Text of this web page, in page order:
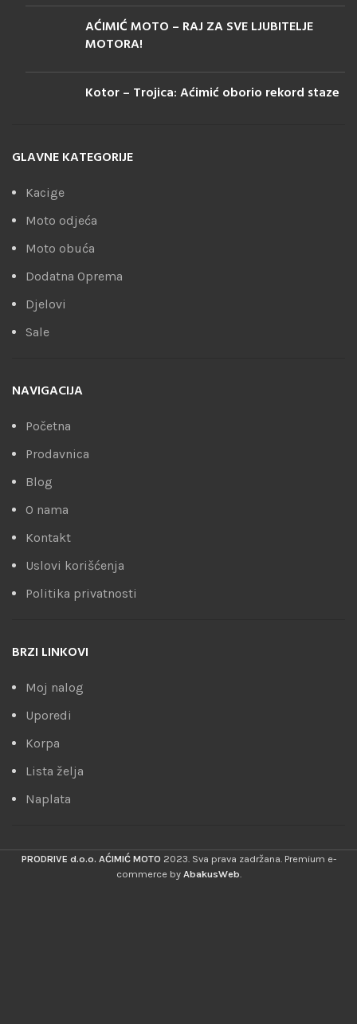
AĆIMIĆ MOTO – RAJ ZA SVE LJUBITELJE
MOTORA!
Kotor – Trojica: Aćimić oborio rekord staze
GLAVNE KATEGORIJE
Kacige
Moto odjeća
Moto obuća
Dodatna Oprema
Djelovi
Sale
NAVIGACIJA
Početna
Prodavnica
Blog
O nama
Kontakt
Uslovi korišćenja
Politika privatnosti
BRZI LINKOVI
Moj nalog
Uporedi
Korpa
Lista želja
Naplata
PRODRIVE d.o.o. AĆIMIĆ MOTO 2023. Sva prava zadržana. Premium e-
commerce by AbakusWeb.